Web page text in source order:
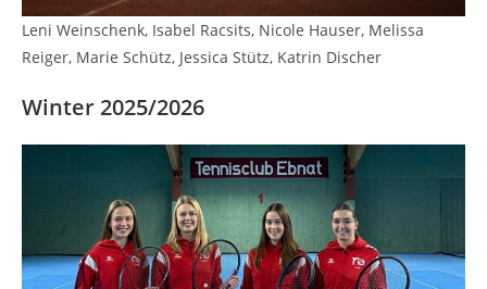
Leni Weinschenk, Isabel Racsits, Nicole Hauser, Melissa
Reiger, Marie Schütz, Jessica Stütz, Katrin Discher
Winter 2025/2026